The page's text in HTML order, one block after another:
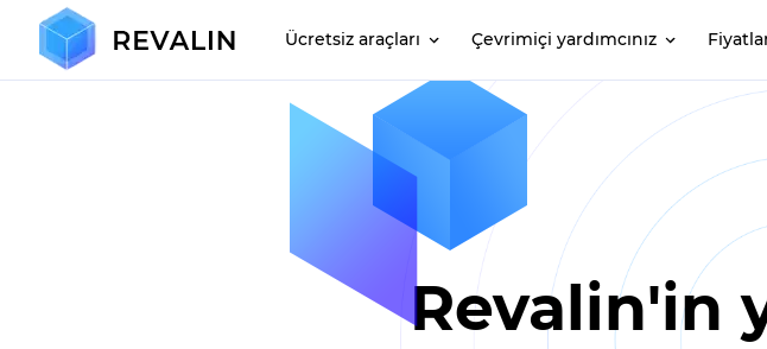
Ücretsiz araçları Çevrimiçi yardımcınız
Revalin'in